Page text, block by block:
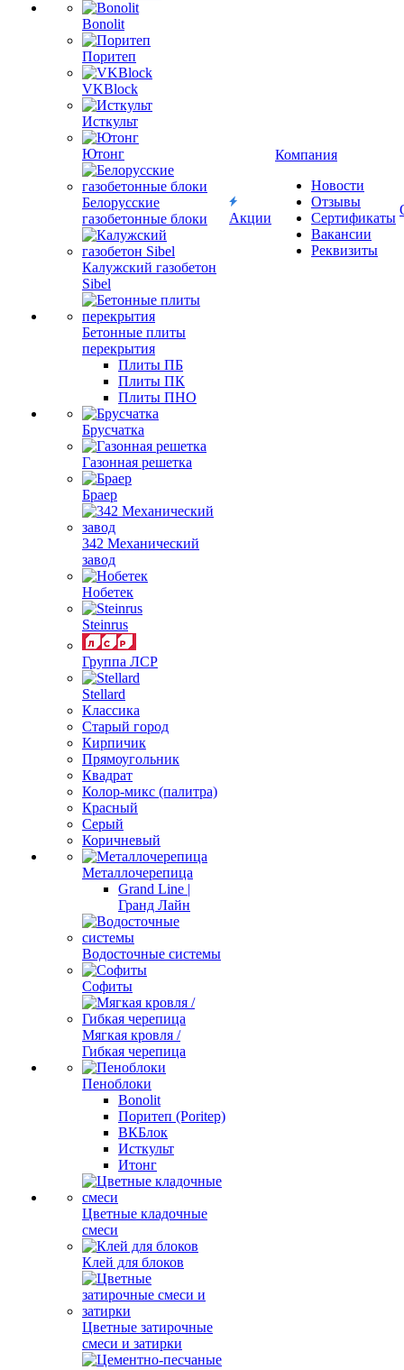
Bonolit
Поритеп
VKBlock
Исткульт
Ютонг
Белорусские
газобетонные блоки
Калужский газобетон
Sibel
Бетонные плиты
перекрытия
Плиты ПБ
Плиты ПК
Плиты ПНО
Брусчатка
Газонная решетка
Браер
342 Механический
завод
Нобетек
Steinrus
Группа ЛСР
Stellard
Классика
Старый город
Кирпичик
Прямоугольник
Квадрат
Колор-микс (палитра)
Красный
Серый
Коричневый
Металлочерепица
Grand Line |
Гранд Лайн
Водосточные системы
Софиты
Мягкая кровля /
Гибкая черепица
Пеноблоки
Bonolit
Поритеп (Poritep)
ВКБлок
Исткульт
Итонг
Цветные кладочные
смеси
Клей для блоков
Цветные затирочные
смеси и затирки
Акции
Компания
Новости
Отзывы
Сертификаты
Вакансии
Реквизиты